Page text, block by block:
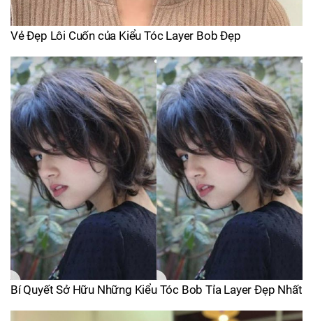
Vẻ Đẹp Lôi Cuốn của Kiểu Tóc Layer Bob Đẹp
Bí Quyết Sở Hữu Những Kiểu Tóc Bob Tỉa Layer Đẹp Nhất